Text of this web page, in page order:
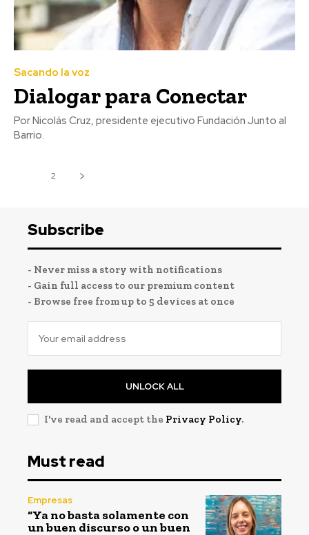
Sacando la voz
Dialogar para Conectar
Por Nicolás Cruz, presidente ejecutivo Fundación Junto al
Barrio.
2
Subscribe
- Never miss a story with notifications
- Gain full access to our premium content
- Browse free from up to 5 devices at once
UNLOCK ALL
I've read and accept the Privacy Policy.
Must read
Empresas
“Ya no basta solamente con
un buen discurso o un buen